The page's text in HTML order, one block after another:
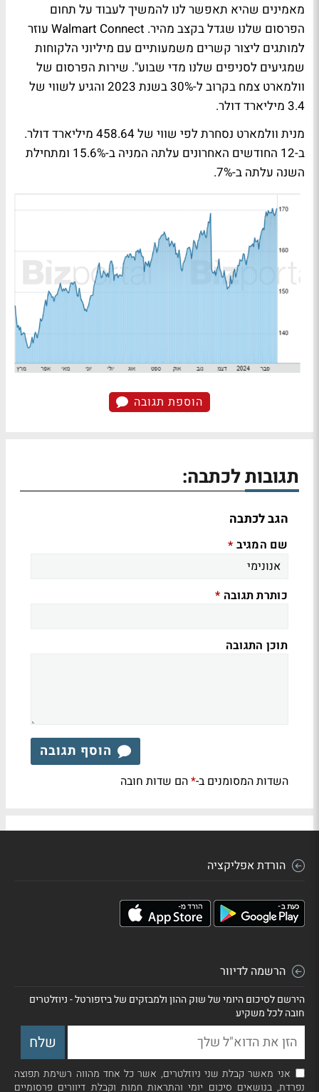
מאמינים שהיא תאפשר לנו להמשיך לעבוד על תחום
הפרסום שלנו שגדל בקצב מהיר. Walmart Connect עוזר
למותגים ליצור קשרים משמעותיים עם מיליוני הלקוחות
שמגיעים לסניפים שלנו מדי שבוע". שירות הפרסום של
וולמארט צמח בקרוב ל-30% בשנת 2023 והגיע לשווי של
3.4 מיליארד דולר.
מנית וולמארט נסחרת לפי שווי של 458.64 מיליארד דולר.
ב-12 החודשים האחרונים עלתה המניה ב-15.6% ומתחילת
השנה עלתה ב-7%.
הוספת תגובה
תגובות לכתבה:
הגב לכתבה
שם המגיב *
כותרת תגובה *
תוכן התגובה
הוסף תגובה
השדות המסומנים ב-*הם שדות חובה
הורדת אפליקציה
הרשמה לדיוור
הירשם לסיכום היומי של שוק ההון ולמבזקים של ביזפורטל - ניוזלטרים
חובה לכל משקיע
אני מאשר קבלת שני ניוזלטרים, אשר כל אחד מהווה רשימת תפוצה
נפרדת, בנושאים סיכום יומי והתראות חמות וקבלת דיוורים פרסומיים